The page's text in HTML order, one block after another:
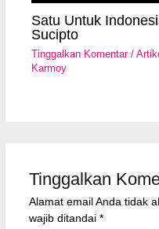
Satu Untuk
Sucipto
Tinggalkan Komentar /
Karmoy
Tinggalkan
Alamat email Anda tidak
wajib ditandai *